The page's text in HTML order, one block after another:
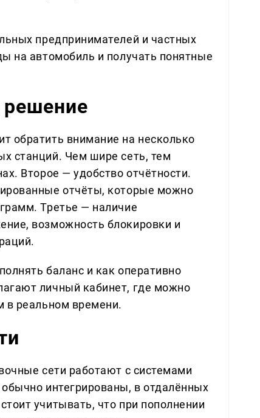
предпринимателей и частных
на автомобиль и получать понятные
обратить внимание на несколько
станций. Чем шире сеть, тем
Второе — удобство отчётности.
отчёты, которые можно
Третье — наличие
возможность блокировки и
баланс и как оперативно
личный кабинет, где можно
в реальном времени.
сети работают с системами
интегрированы, в отдалённых
учитывать, что при пополнении